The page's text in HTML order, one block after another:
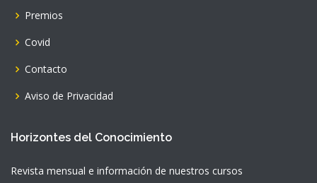
Premios
Covid
Contacto
Aviso de Privacidad
Horizontes del Conocimiento
Revista mensual e información de nuestros cursos